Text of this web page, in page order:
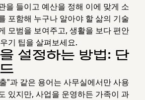
을 들이고 예산을 정해 이에 맞게 소
포함해 누구나 알아야 할 삶의 기술
모범을 보여주고, 생활을 보다 편안
기 팁을 살펴보세요.
설정하는 방법: 단
"과 같은 용어는 사무실에서만 사용
있지만, 사업을 운영하든 가족이 과